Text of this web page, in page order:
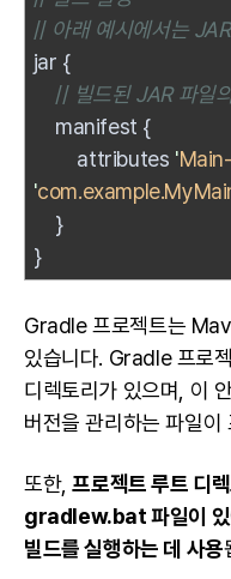
//아래 예시에서는
jar {
//빌드된 JAR 파일
manifest {
attributes '
'
}
}
Gradle 프로젝트는
있습니다. Gradle 프로
디렉토리가 있으며, 이
버전을 관리하는 파일이
또한,프로젝트 루트 디
gradlew.bat 파일이 있
빌드를 실행하는 데 사용